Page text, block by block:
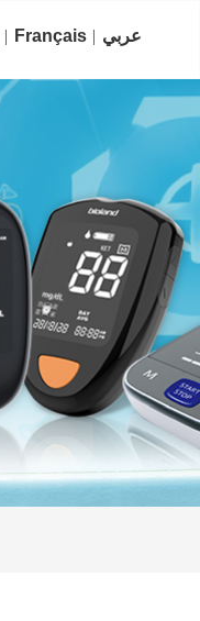
Français عربي